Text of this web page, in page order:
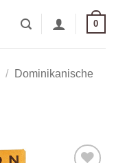
0
/
Dominikanische